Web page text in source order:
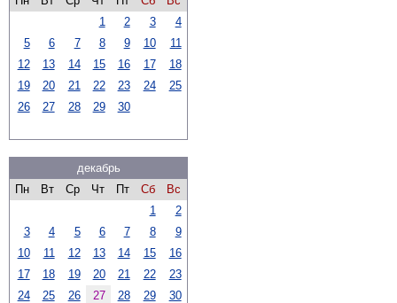
1
2 3
4
5
6 7 8 9 10
11
12
13 14 15 16 17
18
19
20 21 22 23 24
25
26
27 28 29 30
декабрь
Пн
Вт Ср Чт Пт Сб
Вс
1
2
3
4 5 6 7 8
9
10
11 12 13 14 15
16
17
18 19 20 21 22
23
24
25 26 27 28 29
30